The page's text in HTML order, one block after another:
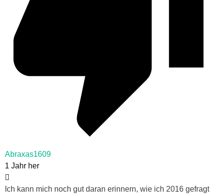
Abraxas1609
1 Jahr her
Ich kann mich noch gut daran erinnern, wie ich 2016 gefragt